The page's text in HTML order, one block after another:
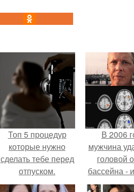
Топ 5 процедур
которые нужно
сделать тебе перед
отпуском.
В 2006
мужчина
головой
бассейна -
этого его